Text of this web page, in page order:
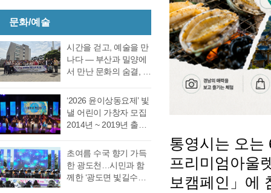
남 선관위에서 하기로
27일 오후 2시 경남도
선관위 청사 6층 회의실
에서 전량 수작…
원 7표로 통영시의회
회의규칙에 따른 재적
의원 과반수 득표자가
나오지 않았고 2차 투표
에서도 1차투료와 같이
정…
소회를 밝혔다. 전병일
위원은 “지난 지방선거
에서 대한민국 보수의
텃밭이라고 평가받던
시의회 개원 이후 처음
으로 진보진영인 민주
당이 과반 의석을 차지
었다. 이에 먼저 평생 보
수를 자처하던 저의 부
족함을 질책하…
대상, 음주운항 근절 총
여름철 해양관광객 증
가와 금어기 해제에 따
른 출어선 증가로 음주
운항 사고 발생이 우려
부터 8월 28일(금)까지
71일간 음주운항 특별
단속을 실시한다고 밝
혔다. 최근 3년간
음주운항 단속 현황을
분석한 결과, 본격적인
조업이 시작되는 봄철
문화/예술
시간을 걷고, 예술을 만
나다 ― 부산과 밀양에
서 만난 문화의 숨결, 그
은 길을 따라 움직이지
만, 마음은 시간을 따라
걷는다. 어떤 여행은 낯
선 풍경을 만나기 위해
래도록 마음속에 품어
온 질문의 답을 찾기 위
해 길을 나선다. 이번 여
‘2026 윤이상동요제’ 빛
낼 어린이 가창자 모집
2014년 ~ 2019년 출생
가능 통영국제음악재
단(이사장 강석주)이 오
는 9월 19일 개최하는
초여름 수국 향기 가득
한 광도천…시민과 함
께한 ‘광도면 빛길수국
통영시는 오는
프리미엄아울
보캠페인」에